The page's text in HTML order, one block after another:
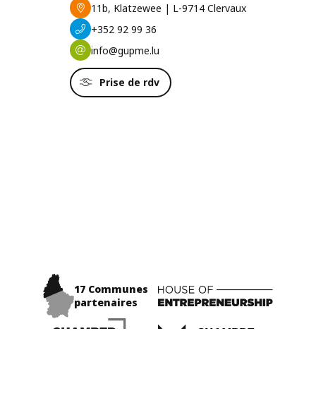
11b, Klatzewee | L-9714 Clervaux
+352 92 99 36
info@gupme.lu
Prise de rdv
17 Communes
partenaires